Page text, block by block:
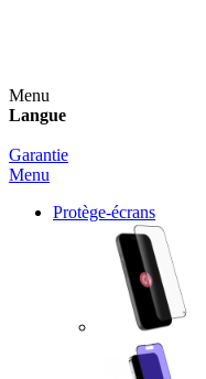
Menu
Langue
Garantie
Menu
Protège-écrans